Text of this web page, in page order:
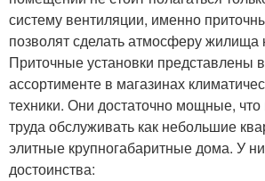
систему вентиляции, именно
позволят сделать атмосферу
Приточные установки представлены
ассортименте в магазинах
техники. Они достаточно мощные, что
труда обслуживать как небольшие
элитные крупногабаритные дома. У
достоинства: